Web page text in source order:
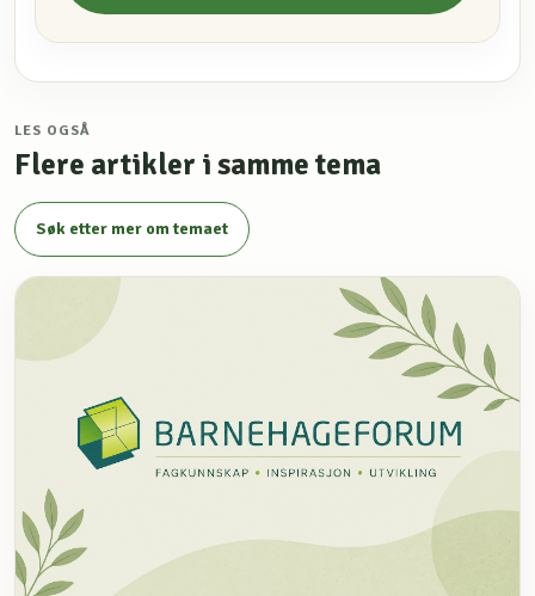
LES OGSÅ
Flere artikler i samme tema
Søk etter mer om temaet